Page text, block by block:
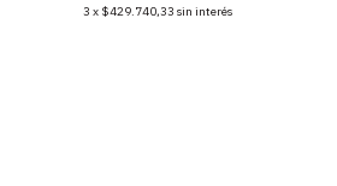
3 x $429.740,33 sin interés